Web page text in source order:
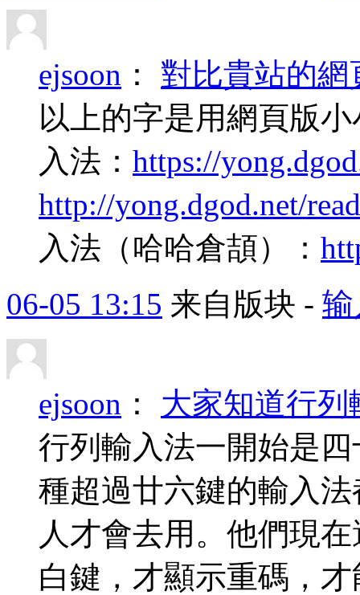
ejsoon ： 對比貴站的
以上的字是用網頁版
入法： https://
http://yong.dgod.net/
入法（哈哈倉頡）：
06-05 13:15 来自版块 -
ejsoon ： 大家知道行列
行列輸入法一開始是
種超過廿六鍵的輸入
人才會去用。他們現
白鍵，才顯示重碼，